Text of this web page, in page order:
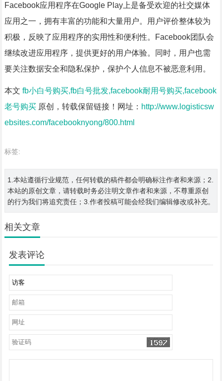
Facebook应用程序在Google Play上是备受欢迎的社交媒体
应用之一，拥有丰富的功能和大量用户。用户评价整体较为
积极，反映了应用程序的实用性和便利性。Facebook团队会
继续改进应用程序，提供更好的用户体验。同时，用户也需
要关注数据安全和隐私保护，保护个人信息不被恶意利用。
本文 fb小白号购买,fb白号批发,facebook耐用号购买,facebook
老号购买原创，转载保留链接！网址： http://www.logisticsw
ebsites.com/facebooknyong/800.html
标签:
1.本站遵循行业规范，任何转载的稿件都会明确标注作者和来源；2.
本站的原创文章，请转载时务必注明文章作者和来源，不尊重原创
的行为我们将追究责任；3.作者投稿可能会经我们编辑修改或补充。
相关文章
发表评论